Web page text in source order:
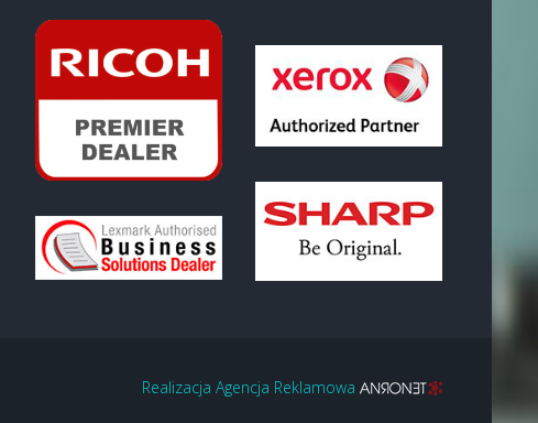
Realizacja Agencja Reklamowa